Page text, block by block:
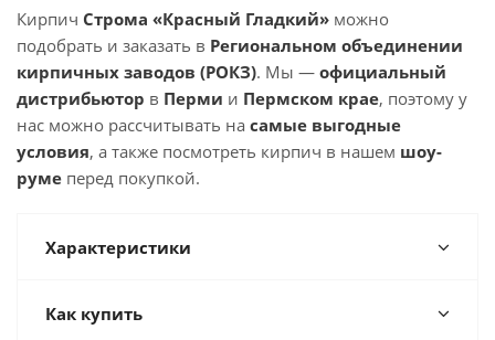
Кирпич Строма «Красный Гладкий» можно
подобрать и заказать в Региональном объединении
кирпичных заводов (РОКЗ). Мы — официальный
дистрибьютор в Перми и Пермском крае, поэтому у
нас можно рассчитывать на самые выгодные
условия, а также посмотреть кирпич в нашем шоу-
руме перед покупкой.
Характеристики
Как купить